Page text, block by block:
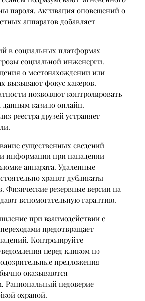
пароля. Активация оповещений о
аппаратов добавляет
в социальных платформах
социальной инженерии.
о местонахождении или
вызывают фокус хакеров.
позволяют контролировать
казино онлайн.
реестра друзей устраняет
существенных сведений
информации при нападении
аппарата. Удаленные
хранят дубликаты
Физические резервные версии на
вспомогательную гарантию.
при взаимодействии с
предотвращает
Контролируйте
перед кликом по
предложения
оказываются
Рациональный недоверие
охраной.